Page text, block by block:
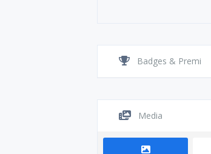
Badges & Premi
Media